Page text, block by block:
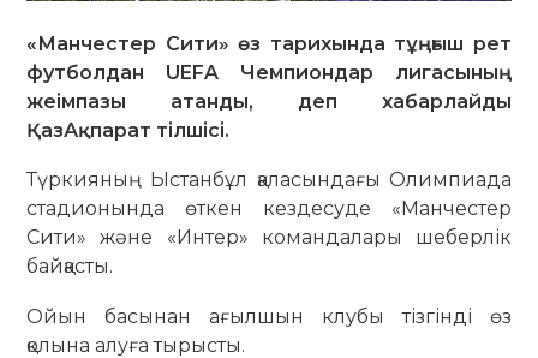
«Манчестер Сити» өз тарихында тұңғыш рет
футболдан UEFA Чемпиондар лигасының
жеімпазы атанды, деп хабарлайды
ҚазАқпарат тілшісі.
Түркияның Ыстанбұл қаласындағы Олимпиада
стадионында өткен кездесуде «Манчестер
Сити» және «Интер» командалары шеберлік
байқасты.
Ойын басынан ағылшын клубы тізгінді өз
қолына алуға тырысты.